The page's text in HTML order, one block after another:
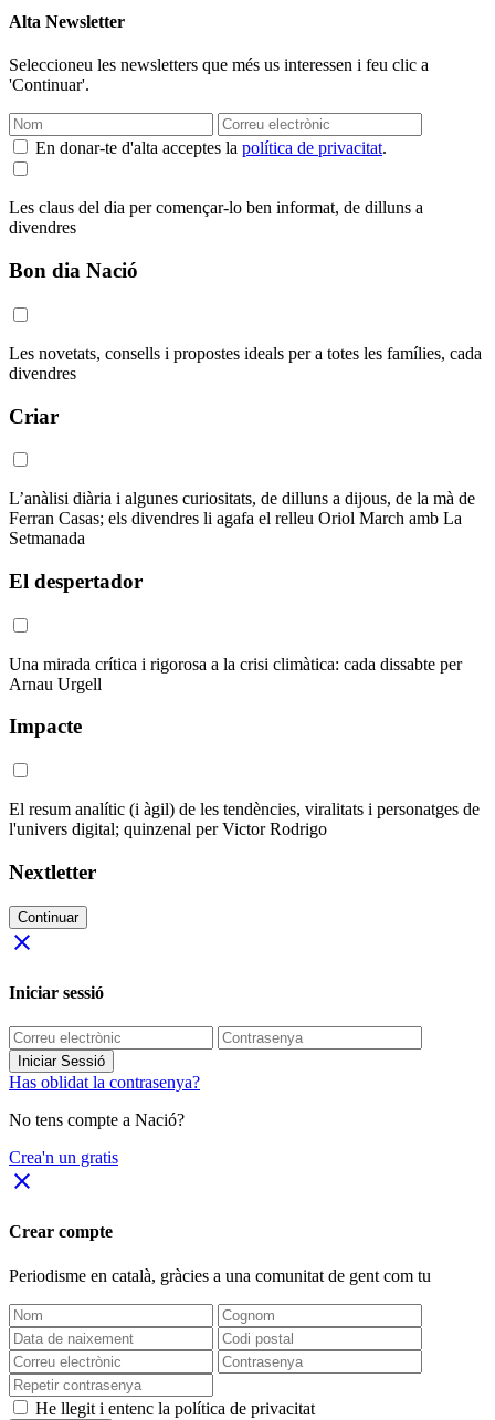
Alta Newsletter
Seleccioneu les newsletters que més us interessen i feu clic a
'Continuar'.
En donar-te d'alta acceptes la política de privacitat.
Les claus del dia per començar-lo ben informat, de dilluns a
divendres
Bon dia Nació
Les novetats, consells i propostes ideals per a totes les famílies, cada
divendres
Criar
L’anàlisi diària i algunes curiositats, de dilluns a dijous, de la mà de
Ferran Casas; els divendres li agafa el relleu Oriol March amb La
Setmanada
El despertador
Una mirada crítica i rigorosa a la crisi climàtica: cada dissabte per
Arnau Urgell
Impacte
El resum analític (i àgil) de les tendències, viralitats i personatges de
l'univers digital; quinzenal per Victor Rodrigo
Nextletter
Continuar
close
Iniciar sessió
Iniciar Sessió
Has oblidat la contrasenya?
No tens compte a Nació?
Crea'n un gratis
close
Crear compte
Periodisme en català, gràcies a una comunitat de gent com tu
He llegit i entenc la política de privacitat